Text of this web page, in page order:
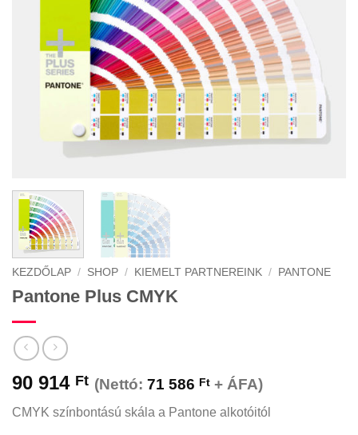
KEZDŐLAP / SHOP / KIEMELT PARTNEREINK / PANTONE
Pantone Plus CMYK
90 914 Ft (Nettó: 71 586 Ft + ÁFA)
CMYK színbontású skála a Pantone alkotóitól